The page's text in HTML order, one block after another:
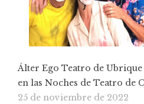
Álter Ego Teatro de
en las Noches de Teatro de
25 de noviembre de 2022